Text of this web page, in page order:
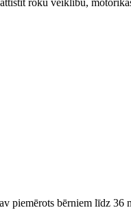
piemērots bērniem līdz 36